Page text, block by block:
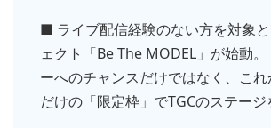
■ ライブ配信経験のない方を対象
ェクト「Be The MODEL」が始動
ーへのチャンスだけではなく、こ
だけの「限定枠」でTGCのステージ